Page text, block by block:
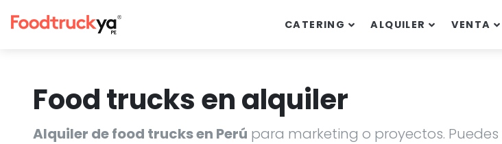
CATERING ALQUILER VENTA
Food trucks en alquiler
Alquiler de food trucks en Perú para marketing o proyectos. Puedes